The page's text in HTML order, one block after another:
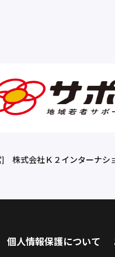
] 株式会社Ｋ２インターナシ
個人情報保護について